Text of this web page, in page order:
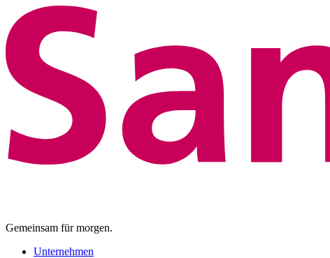
Gemeinsam für morgen.
Unternehmen